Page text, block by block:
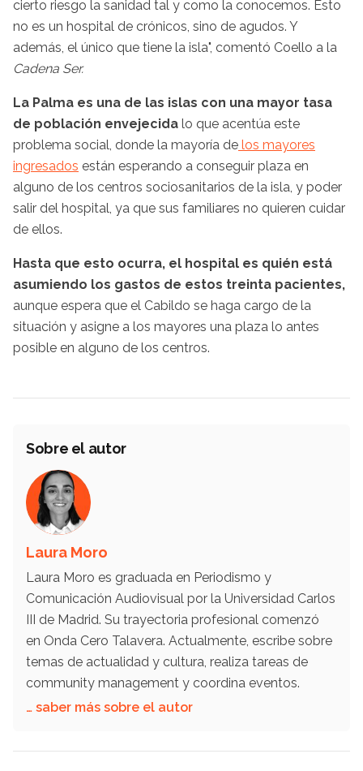
cierto riesgo la sanidad tal y como la conocemos. Esto
no es un hospital de crónicos, sino de agudos. Y
además, el único que tiene la isla", comentó Coello a la
Cadena Ser.
La Palma es una de las islas con una mayor tasa
de población envejecida lo que acentúa este
problema social, donde la mayoría de los mayores
ingresados están esperando a conseguir plaza en
alguno de los centros sociosanitarios de la isla, y poder
salir del hospital, ya que sus familiares no quieren cuidar
de ellos.
Hasta que esto ocurra, el hospital es quién está
asumiendo los gastos de estos treinta pacientes,
aunque espera que el Cabildo se haga cargo de la
situación y asigne a los mayores una plaza lo antes
posible en alguno de los centros.
Sobre el autor
Laura Moro
Laura Moro es graduada en Periodismo y
Comunicación Audiovisual por la Universidad Carlos
III de Madrid. Su trayectoria profesional comenzó
en Onda Cero Talavera. Actualmente, escribe sobre
temas de actualidad y cultura, realiza tareas de
community management y coordina eventos.
… saber más sobre el autor